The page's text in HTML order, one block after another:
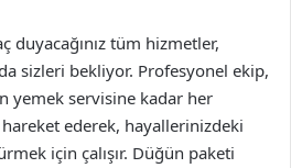
duyacağınız tüm hizmetler,
sizleri bekliyor. Profesyonel ekip,
yemek servisine kadar her
ederek, hayallerinizdeki
için çalışır. Düğün paketi